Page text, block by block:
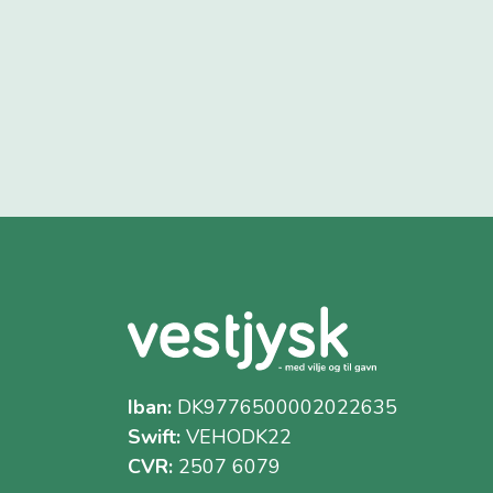
Iban:DK9776500002022635
Swift:VEHODK22
CVR:2507 6079